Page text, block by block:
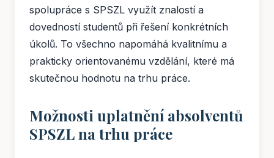
spolupráce s SPSZL využít znalostí a
dovedností studentů při řešení konkrétních
úkolů. To všechno napomáhá kvalitnímu a
prakticky orientovanému vzdělání, které má
skutečnou hodnotu na trhu práce.
Možnosti uplatnění absolventů
SPSZL na trhu práce